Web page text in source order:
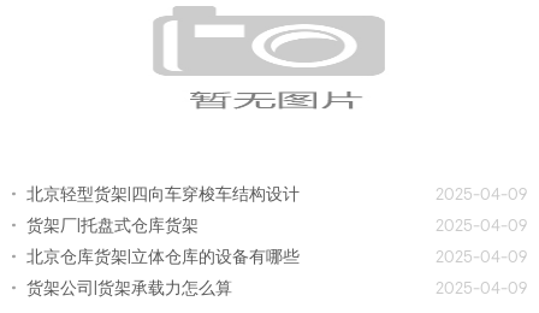
北京轻型货架|四向车穿梭车结构设计
2025-04-09
货架厂|托盘式仓库货架
2025-04-09
北京仓库货架|立体仓库的设备有哪些
2025-04-09
货架公司|货架承载力怎么算
2025-04-09